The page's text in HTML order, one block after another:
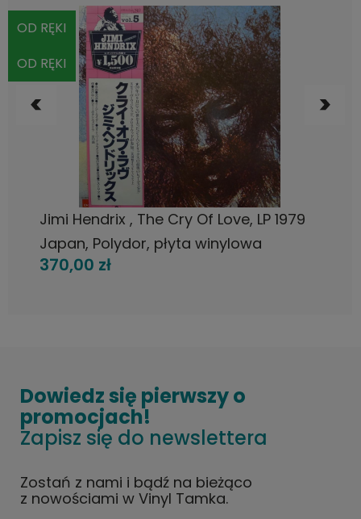
Jimi Hendrix , The Cry Of Love, LP 1979
Japan, Polydor, płyta winylowa
370,00 zł
DO KOSZYKA
OD RĘKI
OD RĘKI
Dowiedz się pierwszy o
promocjach!
Zapisz się do newslettera
Zostań z nami i bądź na bieżąco
z nowościami w Vinyl Tamka.